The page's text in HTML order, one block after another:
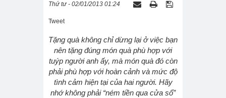
Thứ tư - 02/01/2013 01:24
Tweet
Tặng quà không chỉ dừng lại ở việc bạn
nên tặng đúng món quà phù hợp với
tuýp người anh ấy, mà món quà đó còn
phải phù hợp với hoàn cảnh và mức độ
tình cảm hiện tại của hai người. Hãy
nhớ không phải “ném tiền qua cửa sổ”